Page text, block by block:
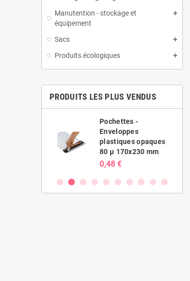
Manutention - stockage et
équipement
Sacs
Produits écologiques
PRODUITS LES PLUS VENDUS
Pochettes -
Enveloppes
plastiques opaques
80 µ 170x230 mm
0,48 €